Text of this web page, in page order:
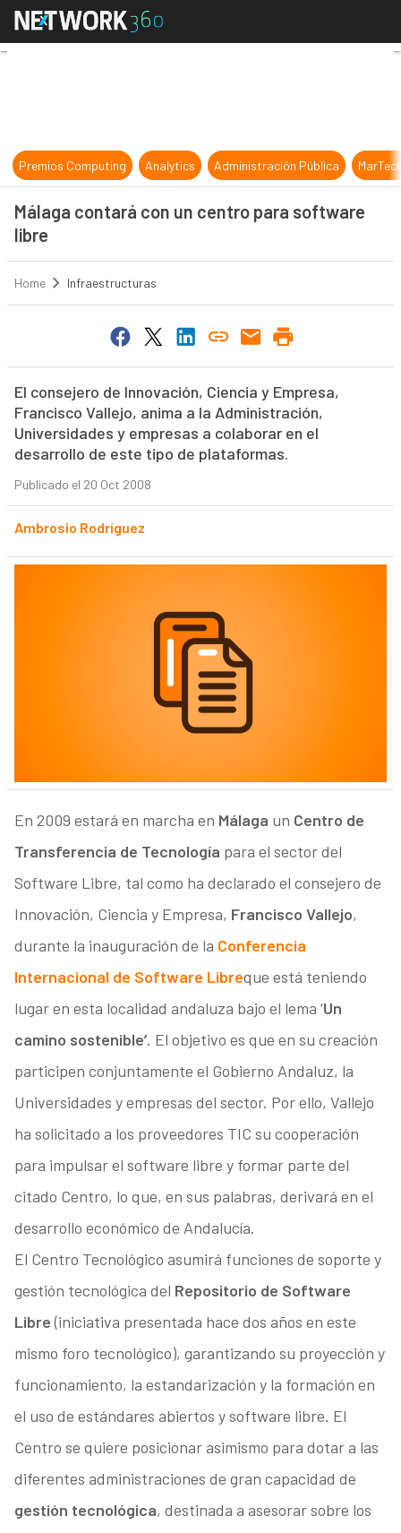
Málaga contará con un centro
Premios Computing Analytics Administración Pública
Málaga contará con un centro para software
libre
Home Infraestructuras
El consejero de Innovación, Ciencia y Empresa,
Francisco Vallejo, anima a la Administración,
Universidades y empresas a colaborar en el
desarrollo de este tipo de plataformas.
Publicado el 20 Oct 2008
Ambrosio Rodríguez
En 2009 estará en marcha en Málaga un Centro de
Transferencia de Tecnología para el sector del
Software Libre, tal como ha declarado el consejero de
Innovación, Ciencia y Empresa, Francisco Vallejo,
durante la inauguración de la Conferencia
Internacional de Software Libreque está teniendo
lugar en esta localidad andaluza bajo el lema ‘Un
camino sostenible’. El objetivo es que en su creación
participen conjuntamente el Gobierno Andaluz, la
Universidades y empresas del sector. Por ello, Vallejo
ha solicitado a los proveedores TIC su cooperación
para impulsar el software libre y formar parte del
citado Centro, lo que, en sus palabras, derivará en el
desarrollo económico de Andalucía.
El Centro Tecnológico asumirá funciones de soporte y
gestión tecnológica del Repositorio de Software
Libre(iniciativa presentada hace dos años en este
mismo foro tecnológico), garantizando su proyección y
funcionamiento, la estandarización y la formación en
el uso de estándares abiertos y software libre. El
Centro se quiere posicionar asimismo para dotar a las
diferentes administraciones de gran capacidad de
gestión tecnológica, destinada a asesorar sobre los